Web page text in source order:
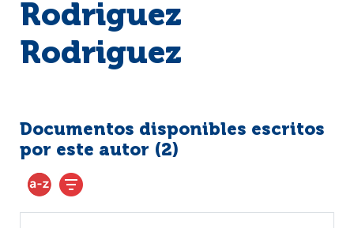
Rodriguez
Rodriguez
Documentos disponibles escritos
por este autor (2)